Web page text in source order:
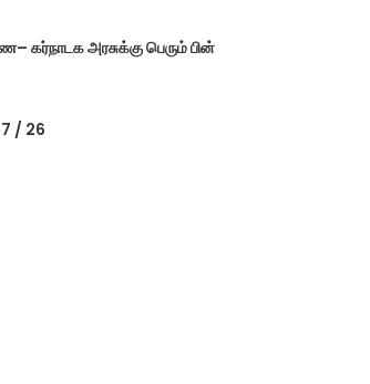
கர்​நாடக அரசுக்கு பெரும் பின்​
/ 26